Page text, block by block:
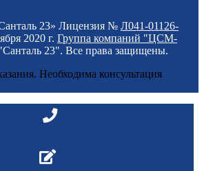
23» Лицензия № Л041-01126-
2020 г. Группа компаний "ЦСМ-
23". Все права защищены.
Необходима консультация